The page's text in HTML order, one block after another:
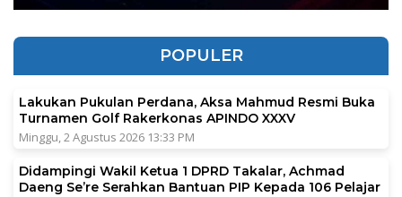
POPULER
Lakukan Pukulan Perdana, Aksa Mahmud Resmi Buka
Turnamen Golf Rakerkonas APINDO XXXV
Minggu, 2 Agustus 2026 13:33 PM
Didampingi Wakil Ketua 1 DPRD Takalar, Achmad
Daeng Se’re Serahkan Bantuan PIP Kepada 106 Pelajar